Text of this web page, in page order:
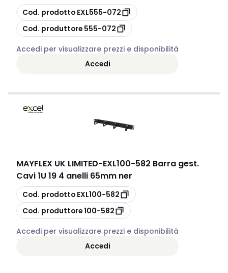
copia
Cod. prodotto EXL555-072
copia
Cod. produttore 555-072
Accedi per visualizzare prezzi e disponibilità
Accedi
MAYFLEX UK LIMITED-EXL100-582 Barra gest.
Cavi 1U 19 4 anelli 65mm ner
copia
Cod. prodotto EXL100-582
copia
Cod. produttore100-582
Accedi per visualizzare prezzi e disponibilità
Accedi